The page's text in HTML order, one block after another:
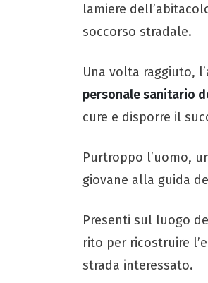
lamiere
soccorso stradale.
Una volta raggiuto,
personale sanitario
cure e disporre il
Purtroppo l’uomo,
giovane alla guida
Presenti sul luogo
rito per ricostruire
strada interessato.